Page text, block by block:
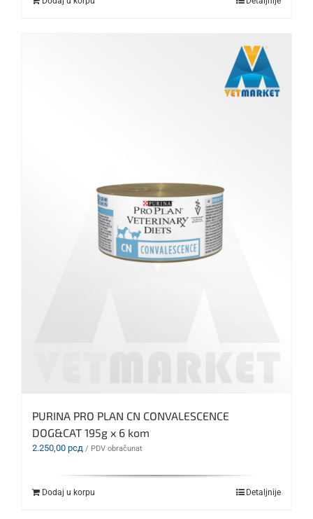
PURINA PRO PLAN CN CONVALESCENCE
DOG&CAT 195g x 6 kom
2.250,00 рсд / PDV obračunat
Dodaj u korpu Detaljnije